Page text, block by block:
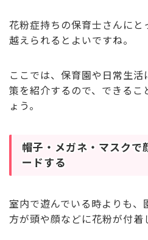
花粉症持ちの保育士さんにと
越えられるとよいですね。
ここでは、保育園や日常生
策を紹介するので、できるこ
ょう。
帽子・メガネ・マスクで
ードする
室内で遊んでいる時よりも、
方が頭や顔などに花粉が付着